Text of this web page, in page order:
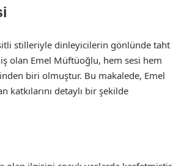
stilleriyle dinleyicilerin gönlünde taht
olan Emel Müftüoğlu, hem sesi hem
biri olmuştur. Bu makalede, Emel
detaylı bir şekilde